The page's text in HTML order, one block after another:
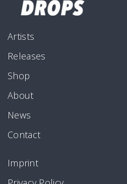
Artists
Releases
Shop
About
News
Contact
Imprint